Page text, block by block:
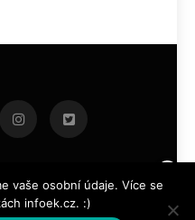
By BlazeThemes .
vaše osobní údaje. Více se
infoek.cz. :)